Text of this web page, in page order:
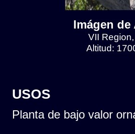
Imágen de
VII
Altitud:
USOS
Planta de bajo valor